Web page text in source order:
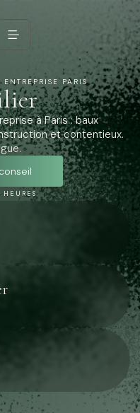
PARIS
à Paris : baux
et contentieux.
HEURES